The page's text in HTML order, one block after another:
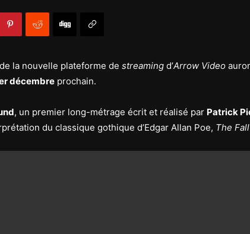
la nouvelle plateforme de streaming d’Arrow Video
décembre prochain.
, un premier long-métrage écrit et réalisé par Patrick
du classique gothique d’Edgar Allan Poe, The